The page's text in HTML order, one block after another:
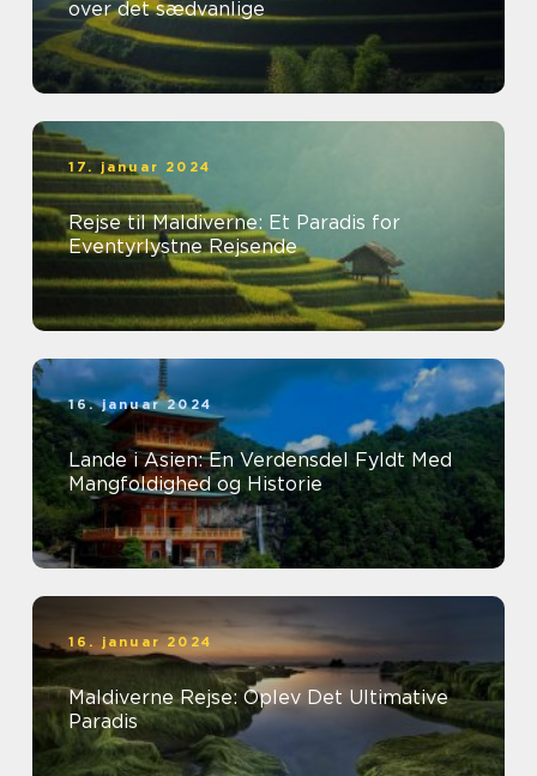
over det sædvanlige
17. januar 2024
Rejse til Maldiverne: Et Paradis for
Eventyrlystne Rejsende
16. januar 2024
Lande i Asien: En Verdensdel Fyldt Med
Mangfoldighed og Historie
16. januar 2024
Maldiverne Rejse: Oplev Det Ultimative
Paradis